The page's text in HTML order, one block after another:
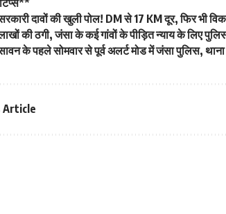
दावों की खुली पोल! DM से 17 KM दूर, फिर भी
की ठगी, जंसा के कई गांवों के पीड़ित न्याय के लिए
के पहले सोमवार से पूर्व अलर्ट मोड में जंसा पुलिस,
Article